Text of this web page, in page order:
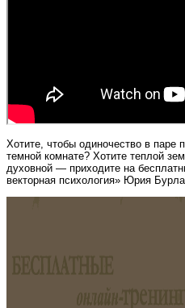
Хотите, чтобы одиночество в паре
темной комнате? Хотите теплой
духовной — приходите на
векторная психология» Юрия